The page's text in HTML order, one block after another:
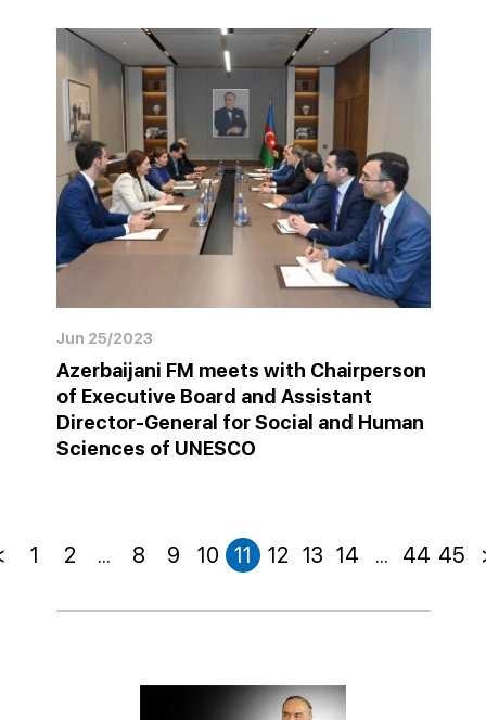
Jun 25/2023
Azerbaijani FM meets with Chairperson
of Executive Board and Assistant
Director-General for Social and Human
Sciences of UNESCO
1 2 ... 8 9 10 11 12 13 14 ... 44 45